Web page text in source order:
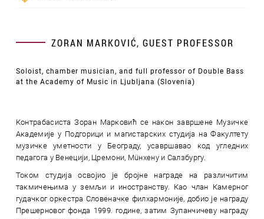
ZORAN MARKOVIĆ, GUEST PROFESSOR
Soloist, chamber musician, and full professor of Double Bass
at the Academy of Music in Ljubljana (Slovenia)
Контрабасиста Зоран Марковић се након завршене Музичке
Академије у Подгорици и магистарских студија на Факултету
музичке уметности у Београду, усавршавао код угледних
педагога у Венецији, Цремони, Мüнхену и Салзбургу.
Током студија освојио је бројне награде на различитим
такмичењима у земљи и иностранству. Као члан Камерног
гудачког оркестра Словеначке филхармоније, добио је награду
Прешерновог фонда 1999. године, затим Зупанчичеву награду